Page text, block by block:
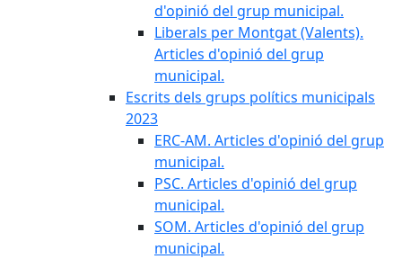
d'opinió del grup municipal.
Liberals per Montgat (Valents).
Articles d'opinió del grup
municipal.
Escrits dels grups polítics municipals
2023
ERC-AM. Articles d'opinió del grup
municipal.
PSC. Articles d'opinió del grup
municipal.
SOM. Articles d'opinió del grup
municipal.